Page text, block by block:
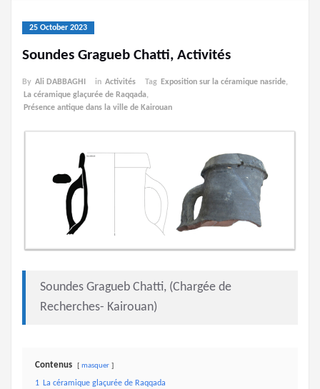
25 October 2023
Soundes Gragueb Chatti, Activités
By Ali DABBAGHI in Activités Tag Exposition sur la céramique nasride,
La céramique glaçurée de Raqqada,
Présence antique dans la ville de Kairouan
Soundes Gragueb Chatti, (Chargée de
Recherches- Kairouan)
Contenus masquer
1 La céramique glaçurée de Raqqada